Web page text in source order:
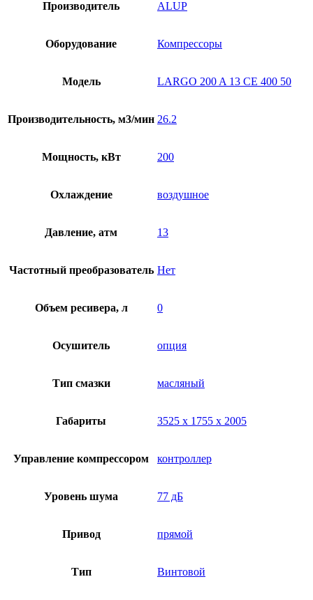
Производитель ALUP
Оборудование Компрессоры
Модель LARGO 200 A 13 CE 400 50
Производительность, м3/мин 26.2
Мощность, кВт 200
Охлаждение воздушное
Давление, атм 13
Частотный преобразователь Нет
Объем ресивера, л 0
Осушитель опция
Тип смазки масляный
Габариты 3525 х 1755 х 2005
Управление компрессором контроллер
Уровень шума 77 дБ
Привод прямой
Тип Винтовой